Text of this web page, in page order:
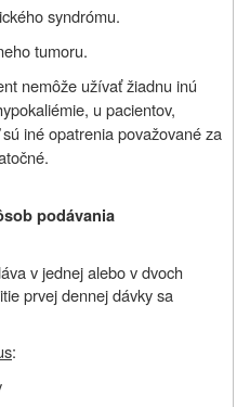
syndrómu.
tumoru.
nemôže užívať žiadnu inú
u pacientov,
iné opatrenia považované za
podávania
v jednej alebo v dvoch
prvej dennej dávky sa
: